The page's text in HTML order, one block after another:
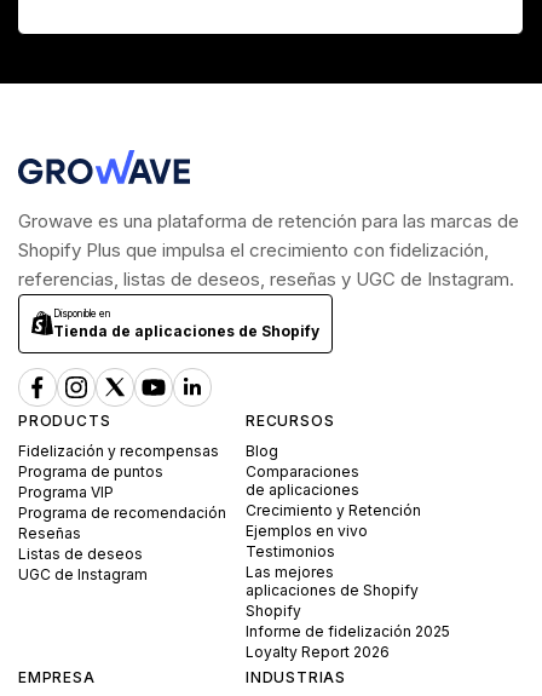
Growave es una plataforma de retención para las marcas de
Shopify Plus que impulsa el crecimiento con fidelización,
referencias, listas de deseos, reseñas y UGC de Instagram.
Disponible en
Tienda de aplicaciones de Shopify
PRODUCTS
Fidelización y recompensas
Programa de puntos
Programa VIP
Programa de recomendación
Reseñas
Listas de deseos
UGC de Instagram
RECURSOS
Blog
Comparaciones
de aplicaciones
Crecimiento y Retención
Ejemplos en vivo
Testimonios
Las mejores
aplicaciones de Shopify
Shopify
Informe de fidelización 2025
Loyalty Report 2026
EMPRESA
INDUSTRIAS